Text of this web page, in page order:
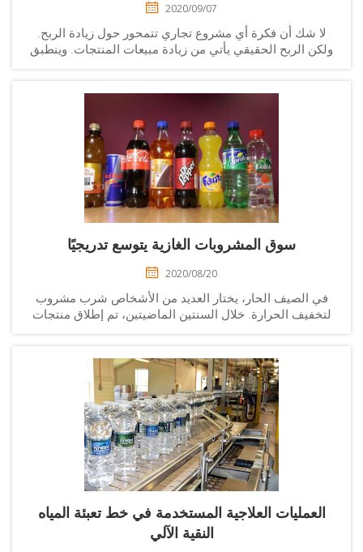
2020/09/07
لا شك أن فكرة أي مشروع تجاري تتمحور حول زيادة الربح.
الربح الحقيقي يأتي من زيادة مبيعات المنتجات. وينطبق
سوق المشروبات الغازية يتوسع تدريجيًا
2020/08/20
في الصيف الحار، يختار العديد من الأشخاص شرب مشروب
الحرارة. خلال السنتين الماضيتين، تم إطلاق منتجات
الغازية والمشروبات الوظيفية واحدة تلو الأخرى...
العمليات العلاجية المستخدمة في خط تعبئة المياه
النقية الآلي